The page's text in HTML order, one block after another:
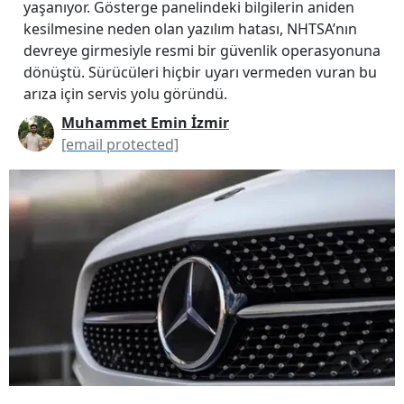
yaşanıyor. Gösterge panelindeki bilgilerin aniden
kesilmesine neden olan yazılım hatası, NHTSA’nın
devreye girmesiyle resmi bir güvenlik operasyonuna
dönüştü. Sürücüleri hiçbir uyarı vermeden vuran bu
arıza için servis yolu göründü.
Muhammet Emin İzmir
[email protected]